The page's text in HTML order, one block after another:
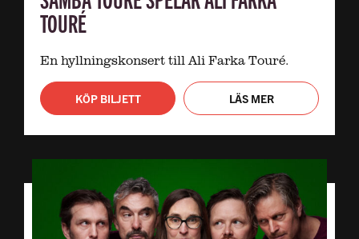
TOURÉ
En hyllningskonsert till Ali Farka Touré.
KÖP BILJETT LÄS MER